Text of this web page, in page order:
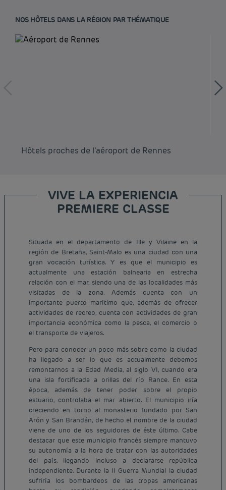
NOS HÔTELS DANS LA RÉGION PAR THÉMATIQUE
Hôtels proches de l’aéroport de Rennes
VIVE LA EXPERIENCIA
PREMIERE CLASSE
Situada en el departamento de Ille y Vilaine en la
región de Bretaña, Saint-Malo es una ciudad con una
gran vocación turística. Y es que el municipio es
actualmente una estación balnearia en estrecha
relación con el mar, siendo una de las localidades más
visitadas de la zona. Además cuenta con un
importante puerto marítimo que, además de ofrecer
actividades de recreo, cuenta con actividades de gran
importancia económica como la pesca, el comercio o
el transporte de viajeros.
Pero para conocer un poco más sobre como la ciudad
ha llegado a ser lo que es actualmente debemos
remontarnos a la Edad Media, al siglo VI, cuando era
una isla fortificada a orillas del río Rance. En esta
época, además de tener poder sobre el propio
estuario, controlaba el mar abierto. El municipio iría
creciendo en torno al monasterio fundado por San
Arón y San Brandán, de hecho el nombre de la ciudad
viene de uno de los seguidores de éste último. Cabe
destacar que este municipio francés siempre mantuvo
su autonomía a la hora de tratar con las autoridades
del país, llegando incluso a declararse república
independiente. Durante la II Guerra Mundial la ciudad
sufriría los bombardeos de las tropas americanas